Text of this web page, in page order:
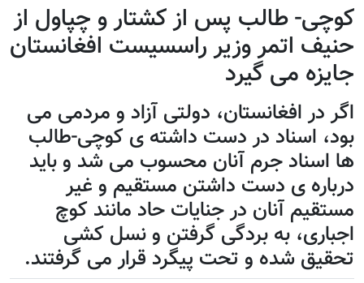
طالب پس از کشتار و چپاول از
اتمر وزیر راسسیست افغانستان
می گیرد
افغانستان، دولتی آزاد و مردمی می
اسناد در دست داشته ی کوچی-طالب
جرم آنان محسوب می شد و باید
ی دست داشتن مستقیم و غیر
آنان در جنایات حاد مانند کوچ
به بردگی گرفتن و نسل کشی
شده و تحت پیگرد قرار می گرفتند.